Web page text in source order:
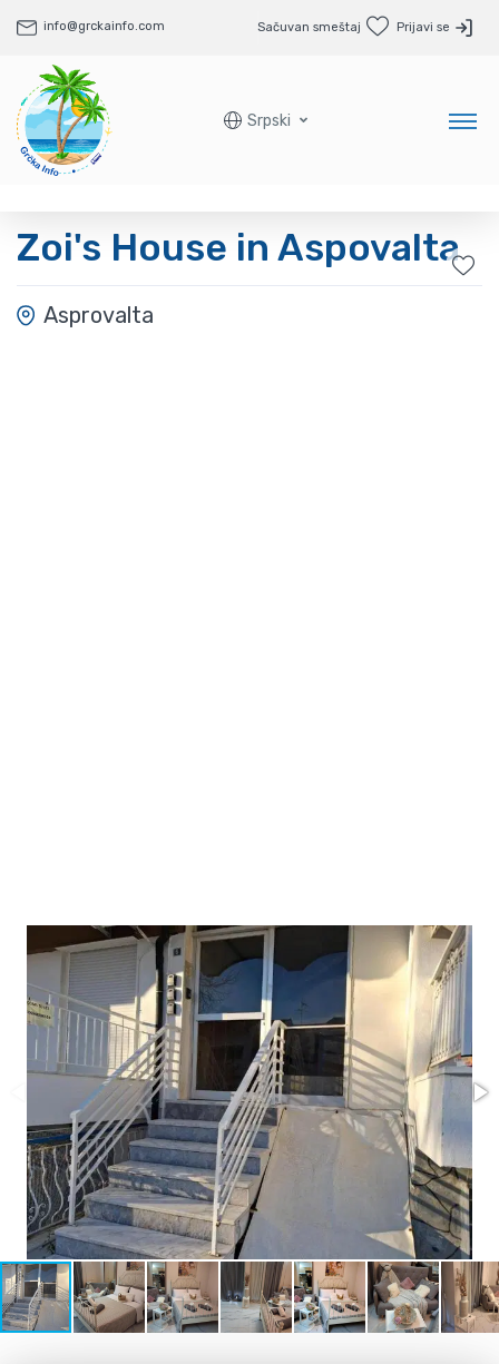
info@grckainfo.com Sačuvan smeštaj Prijavi se
Srpski
Zoi's House in Aspovalta
Asprovalta